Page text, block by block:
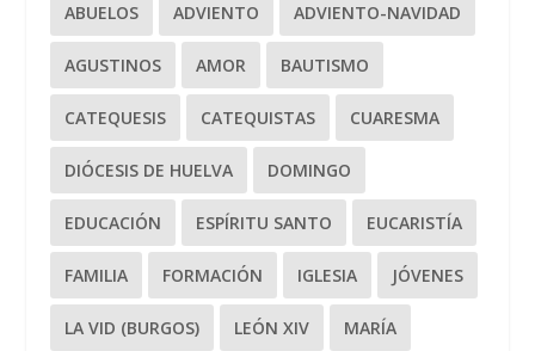
ABUELOS ADVIENTO ADVIENTO-NAVIDAD
AGUSTINOS AMOR BAUTISMO
CATEQUESIS CATEQUISTAS CUARESMA
DIÓCESIS DE HUELVA DOMINGO
EDUCACIÓN ESPÍRITU SANTO EUCARISTÍA
FAMILIA FORMACIÓN IGLESIA JÓVENES
LA VID (BURGOS) LEÓN XIV MARÍA